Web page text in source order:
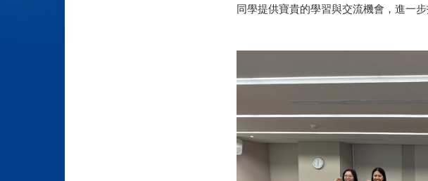
同學提供寶貴的學習與交流機會，進一